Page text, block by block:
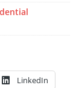
LinkedIn